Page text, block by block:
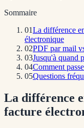
Sommaire
01La différence
électronique
02PDF par mail
03Jusqu'à quand
04Comment
05Questions
La différence
facture